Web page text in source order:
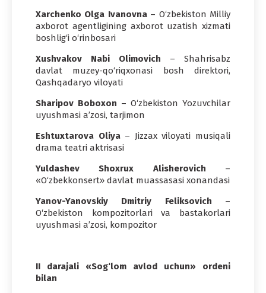
Xarchenko Olga Ivanovna– O‘zbekiston Milliy
axborot agentligining axborot uzatish xizmati
boshlig‘i o‘rinbosari
Xushvakov Nabi Olimovich – Shahrisabz
davlat muzey-qo‘riqxonasi bosh direktori,
Qashqadaryo viloyati
Sharipov Boboxon – O‘zbekiston Yozuvchilar
uyushmasi a’zosi, tarjimon
Eshtuxtarova Oliya– Jizzax viloyati musiqali
drama teatri aktrisasi
Yuldashev Shoxrux Alisherovich –
«O‘zbekkonsert» davlat muassasasi xonandasi
Yanov-Yanovskiy Dmitriy Feliksovich –
O‘zbekiston kompozitorlari va bastakorlari
uyushmasi a’zosi, kompozitor
II darajali «Sog‘lom avlod uchun» ordeni
bilan